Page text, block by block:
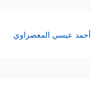
أحمد عيسي المعصراوي